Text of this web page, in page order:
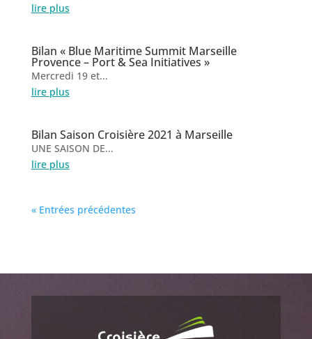
lire plus
Bilan « Blue Maritime Summit Marseille
Provence – Port & Sea Initiatives »
Mercredi 19 et...
lire plus
Bilan Saison Croisière 2021 à Marseille
UNE SAISON DE...
lire plus
« Entrées précédentes